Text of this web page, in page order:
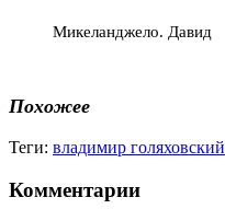
Микеланджело. Давид
Похожее
Теги: владимир голяховский
Комментарии